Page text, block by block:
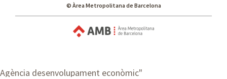
© Àrea Metropolitana de Barcelona
Agència desenvolupament econòmic"